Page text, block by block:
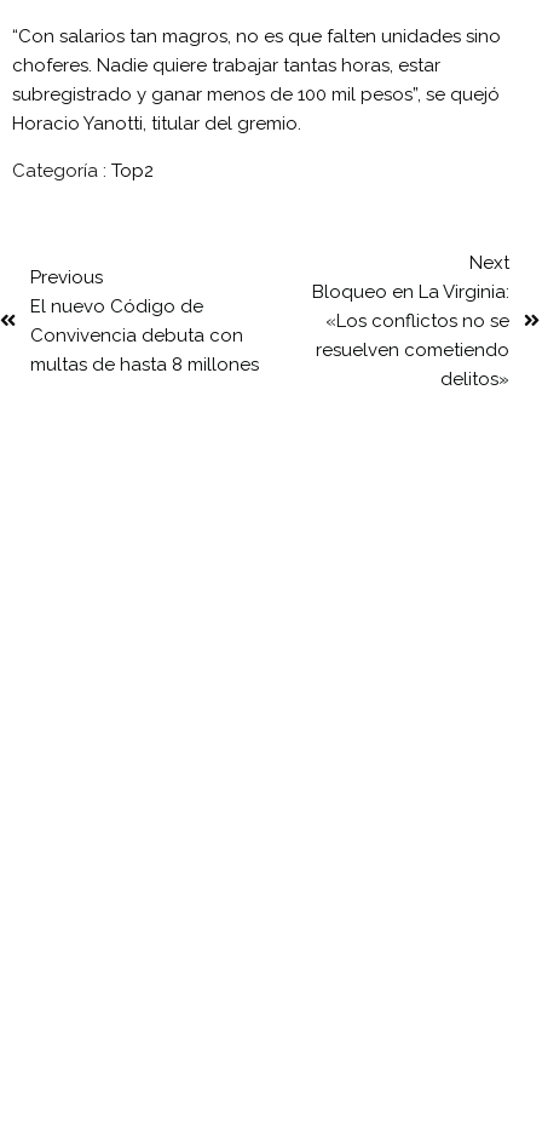
“Con salarios tan magros, no es que falten unidades sino
choferes. Nadie quiere trabajar tantas horas, estar
subregistrado y ganar menos de 100 mil pesos”, se quejó
Horacio Yanotti, titular del gremio.
Categoría : Top2
Previous
El nuevo Código de
Convivencia debuta con
multas de hasta 8 millones
Next
Bloqueo en La Virginia:
«Los conflictos no se
resuelven cometiendo
delitos»